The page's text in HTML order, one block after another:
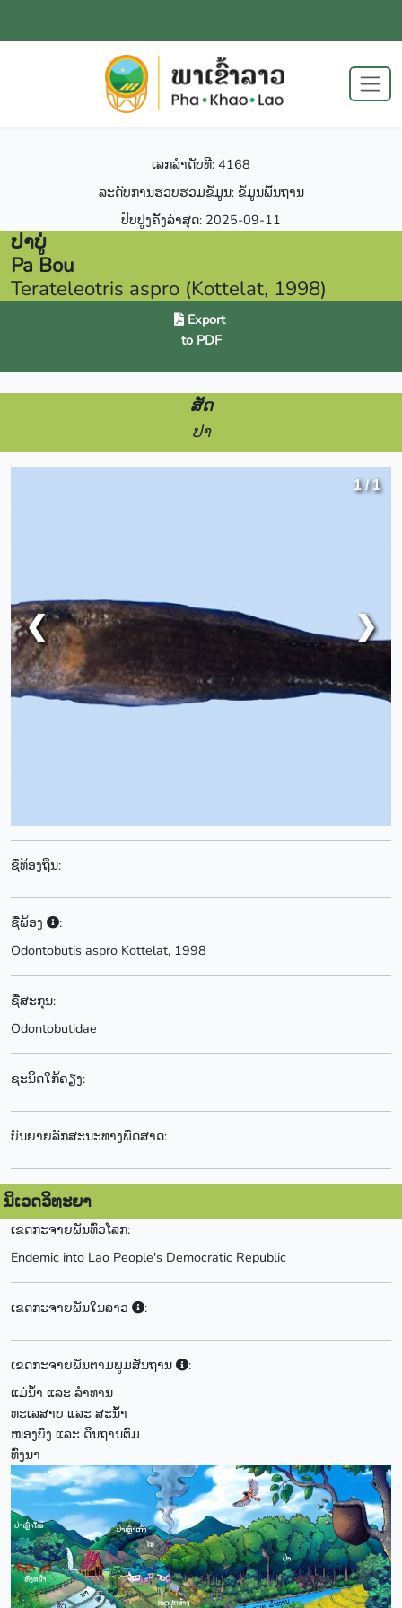
ເລກລຳດັບທີ: 4168
ລະດັບການຮວບຮວມຂໍ້ມູນ: ຂໍ້ມູນພື້ນຖານ
ປັບປູງຄັ້ງລ່າສຸດ: 2025-09-11
ປາບູ່
Pa Bou
Terateleotris aspro (Kottelat, 1998)
Export
to PDF
ສັດ
ປາ
1 / 1
❮ ❯
ຊື່ທ້ອງຖີ່ນ:
ຊື່ພ້ອງ
:
Odontobutis aspro Kottelat, 1998
ຊື່ສະກຸນ:
Odontobutidae
ຊະນິດໃກ້ຄຽງ:
ບັນຍາຍລັກສະນະທາງພືດສາດ:
ນິເວດວິທະຍາ
ເຂດກະຈາຍພັນທົ່ວໂລກ:
Endemic into Lao People's Democratic Republic
ເຂດກະຈາຍພັນໃນລາວ :
ເຂດກະຈາຍພັນຕາມພູມສັນຖານ
:
ແມ່ນ້ຳ ແລະ ລຳທານ
ທະເລສາບ ແລະ ສະນ້ຳ
ໜອງບຶງ ແລະ ດິນຖານຕົມ
ທົ່ງນາ